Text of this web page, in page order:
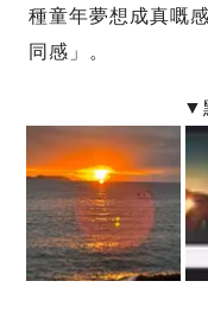
種童年夢想成真嘅
同感」。